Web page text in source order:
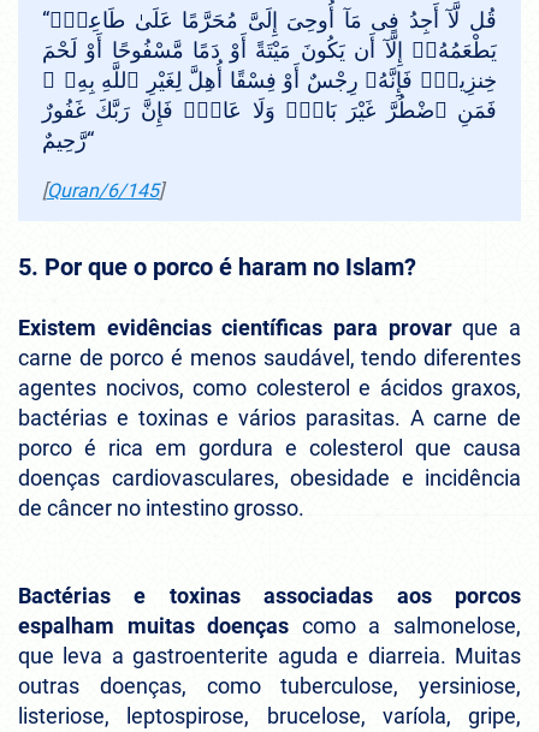
“قُل لَّآ أَجِدُ فِى مَآ أُوحِىَ إِلَىَّ مُحَرَّمًا عَلَىٰ طَاعِمٍۢ
يَطْعَمُهُۥٓ إِلَّآ أَن يَكُونَ مَيْتَةً أَوْ دَمًا مَّسْفُوحًا أَوْ لَحْمَ
خِنزِيرٍۢ فَإِنَّهُۥ رِجْسٌ أَوْ فِسْقًا أُهِلَّ لِغَيْرِ ٱللَّهِ بِهِۦ ۚ
فَمَنِ ٱضْطُرَّ غَيْرَ بَاغٍۢ وَلَا عَادٍۢ فَإِنَّ رَبَّكَ غَفُورٌ
رَّحِيمٌ“
[Quran/6/145]
5. Por que o porco é haram no Islam?
Existem evidências científicas para provarque a
carne de porco é menos saudável, tendo diferentes
agentes nocivos, como colesterol e ácidos graxos,
bactérias e toxinas e vários parasitas. A carne de
porco é rica em gordura e colesterol que causa
doenças cardiovasculares, obesidade e incidência
de câncer no intestino grosso.
Bactérias e toxinas associadas aos porcos
espalham muitas doenças como a salmonelose,
que leva a gastroenterite aguda e diarreia. Muitas
outras doenças, como tuberculose, yersiniose,
listeriose, leptospirose, brucelose, varíola, gripe,